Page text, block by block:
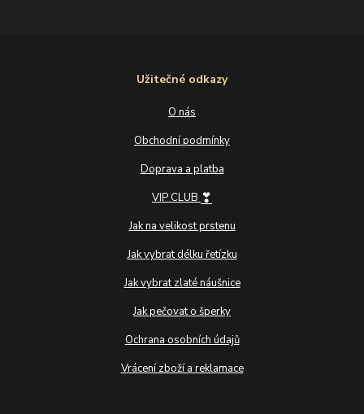
Užitečné odkazy
O nás
Obchodní podmínky
Doprava a platba
VIP CLUB ❣
Jak na velikost prstenu
Jak vybrat délku řetízku
Jak vybrat zlaté náušnice
Jak pečovat o šperky
Ochrana osobních údajů
Vrácení zboží a reklamace